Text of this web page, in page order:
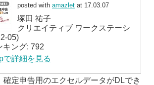
posted with amazlet at 17.03.07
塚田 祐子
クリエイティブ ワークステーシ
05)
キング: 792
で詳細を見る
確定申告用のエクセルデータがDLでき